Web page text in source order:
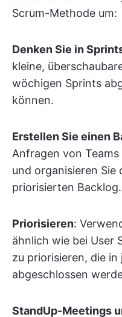
Scrum-Methode um:
Denken Sie in
kleine,
wöchigen Sprints
können.
Erstellen Sie einen
Anfragen von
und organisieren Sie
priorisierten Backlog.
Priorisieren:
ähnlich wie bei User
zu priorisieren, die in
abgeschlossen
StandUp-Meetings